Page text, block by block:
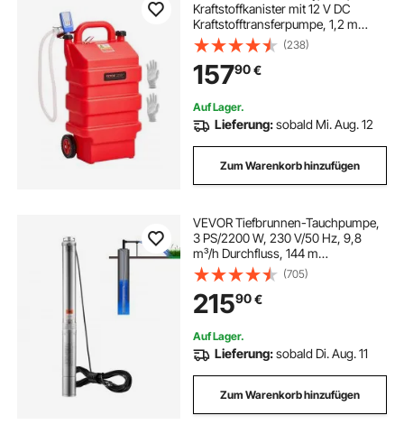
Kraftstoffkanister mit 12 V DC
Kraftstofftransferpumpe, 1,2 m
Förderschlauch & Auto-Stop-
Sensordüse, Tankadapter, geeignet
für Diesel & Benzin, rot
(238)
15790€
Auf Lager.
Lieferung:sobald Mi. Aug. 12
Zum Warenkorb hinzufügen
VEVOR Tiefbrunnen-Tauchpumpe,
3 PS/2200 W, 230 V/50 Hz, 9,8
m³/h Durchfluss, 144 m
Förderhöhe, mit 9,1 m Stromkabel,
Edelstahl-Wasserpumpen für
Industrie, Bewässerung und
Heimgebrauch, IP68-
Wasserschutzklasse
(705)
21590€
Auf Lager.
Lieferung:sobald Di. Aug. 11
Zum Warenkorb hinzufügen